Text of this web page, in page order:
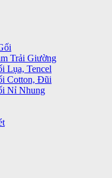
Trải Giường
Lụa, Tencel
Cotton, Đũi
Nỉ Nhung